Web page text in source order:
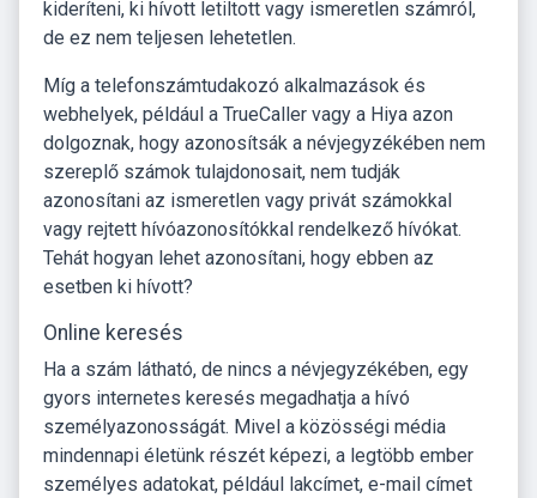
kideríteni, ki hívott letiltott vagy ismeretlen számról,
de ez nem teljesen lehetetlen.
Míg a telefonszámtudakozó alkalmazások és
webhelyek, például a TrueCaller vagy a Hiya azon
dolgoznak, hogy azonosítsák a névjegyzékében nem
szereplő számok tulajdonosait, nem tudják
azonosítani az ismeretlen vagy privát számokkal
vagy rejtett hívóazonosítókkal rendelkező hívókat.
Tehát hogyan lehet azonosítani, hogy ebben az
esetben ki hívott?
Online keresés
Ha a szám látható, de nincs a névjegyzékében, egy
gyors internetes keresés megadhatja a hívó
személyazonosságát. Mivel a közösségi média
mindennapi életünk részét képezi, a legtöbb ember
személyes adatokat, például lakcímet, e-mail címet